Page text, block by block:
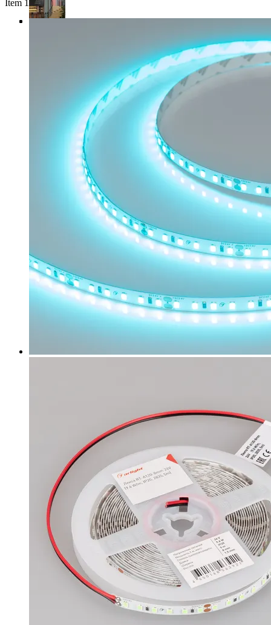
Item 1 of 4